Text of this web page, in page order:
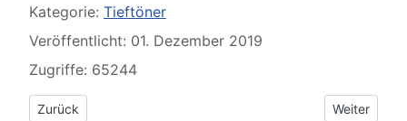
Kategorie: Tieftöner
Veröffentlicht: 01. Dezember 2019
Zugriffe: 65244
Vorheriger Beitrag: Monacor SPH-390TC
Zurück Nächster
Weiter